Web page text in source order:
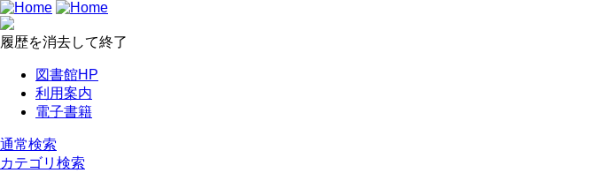
履歴を消去して終了
図書館HP
利用案内
電子書籍
通常検索
カテゴリ検索